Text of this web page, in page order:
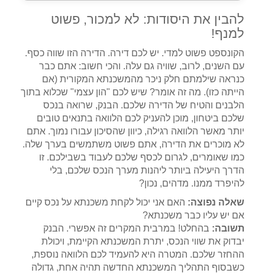
להבין את היסודות: לא למכור, פשוט
למנף!
הקונספט פשוט למדי. יש לכם דירה. הדירה הזו שווה כסף.
עם השנים, לרוב, שוויה גם עלה. והכי חשוב: אתם כבר
כנראה שילמתם חלק ניכר מהמשכנתא המקורית (אם
הייתה כזו). מה זה אומר? שיש לכם "הון עצמי" שכלוא בתוך
הלבנים והטיח של הדירה שלכם. הבנק, שרואה בנכס
שלכם ביטחון, מוכן להעניק לכם הלוואה בתנאים טובים
יותר מאשר הלוואה רגילה, כיוון שהסיכון עבורו נמוך. אתם
לא מוכרים את הדירה, אתם פשוט משתמשים בערך שלה.
כמו שאומרים, לגרום לכסף שלכם לעבוד בשבילכם. זו
הדרך היעילה ביותר ליהנות מערך הנכס שלכם, בלי
להיפרד ממנו. מדהים, נכון?
שאלה נפוצה: האם אני יכול לקחת משכנתא על נכס קיים
אם יש עליו כבר משכנתא?
תשובה: בהחלט! במרבית המקרים זה אפשרי. הבנק
יבדוק את שווי הנכס, יתרת המשכנתא הקיימת, ויכולת
ההחזר שלכם. המטרה היא להעמיד לכם הלוואה נוספת,
כשבסוף התהליך המשכנתא החדשה תהיה אחת, גדולה